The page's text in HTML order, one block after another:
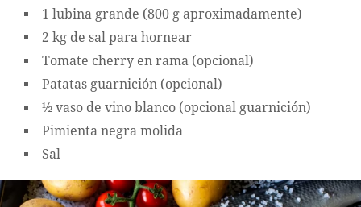
1 lubina grande (800 g aproximadamente)
2 kg de sal para hornear
Tomate cherry en rama (opcional)
Patatas guarnición (opcional)
½ vaso de vino blanco (opcional guarnición)
Pimienta negra molida
Sal